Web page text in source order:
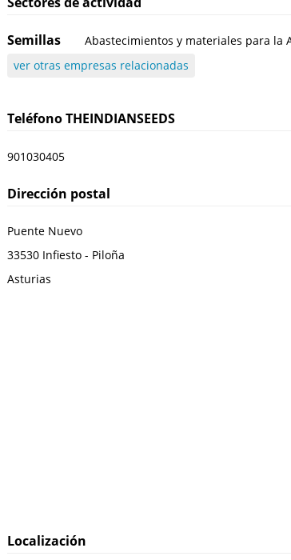
Semillas Abastecimientos y materiales para la
ver otras empresas relacionadas
TeléfonoTHEINDIANSEEDS
901030405
Dirección postal
Puente Nuevo
33530 Infiesto - Piloña
Asturias
Localización